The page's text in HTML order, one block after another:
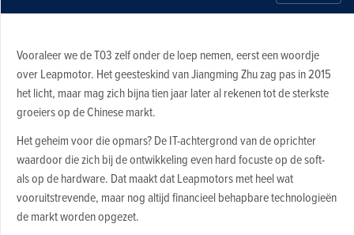
Vooraleer we de T03 zelf onder de loep nemen, eerst een woordje
over Leapmotor. Het geesteskind van Jiangming Zhu zag pas in 2015
het licht, maar mag zich bijna tien jaar later al rekenen tot de sterkste
groeiers op de Chinese markt.
Het geheim voor die opmars? De IT-achtergrond van de oprichter
waardoor die zich bij de ontwikkeling even hard focuste op de soft-
als op de hardware. Dat maakt dat Leapmotors met heel wat
vooruitstrevende, maar nog altijd financieel behapbare technologieën
de markt worden opgezet.